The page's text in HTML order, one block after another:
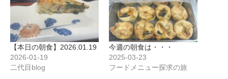
【本日の朝食】2026.01.19
2026-01-19
二代目blog
今週の朝食は・・・
2025-03-23
フードメニュー探求の旅